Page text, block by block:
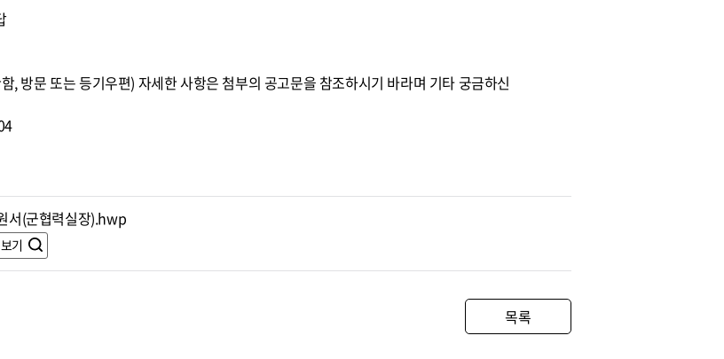
, 방문 또는 등기우편) 자세한 사항은 첨부의 공고문을 참조하시기 바라며 기타 궁금하신
서(군협력실장).hwp
기
목록